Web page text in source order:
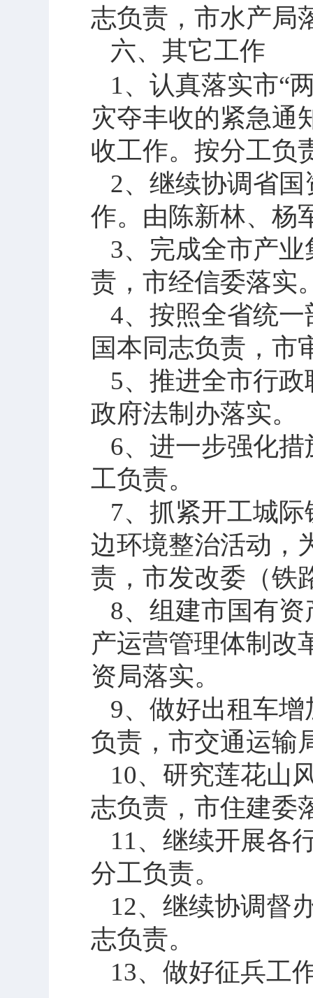
志负责，市水产局
六、其它工作
1、认真落实市“
灾夺丰收的紧急通
收工作。按分工负
2、继续协调省
作。由陈新林、杨
3、完成全市产
责，市经信委落实
4、按照全省统
国本同志负责，市
5、推进全市行
政府法制办落实。
6、进一步强化
工负责。
7、抓紧开工城
边环境整治活动，
责，市发改委（铁
8、组建市国有
产运营管理体制改
资局落实。
9、做好出租车
负责，市交通运输
10、研究莲花山
志负责，市住建委
11、继续开展各
分工负责。
12、继续协调督
志负责。
13、做好征兵工